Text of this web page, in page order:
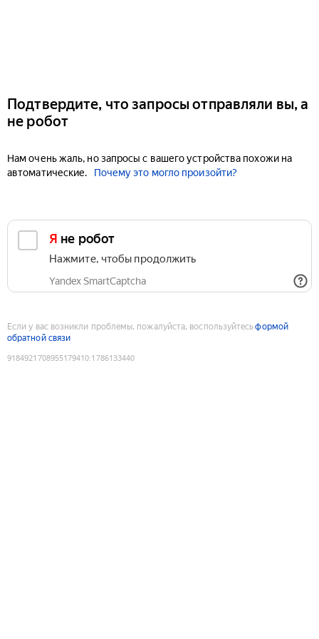
Подтвердите, что запросы отправляли вы, а
не робот
Нам очень жаль, но запросы с вашего устройства похожи на
автоматические.
Почему это могло произойти?
Я не робот
Нажмите, чтобы продолжить
Yandex SmartCaptcha
Если у вас возникли проблемы, пожалуйста, воспользуйтесьформой
обратной связи
9184921708955179410:1786133440